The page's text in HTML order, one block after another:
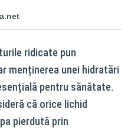
ridicate pun
menținerea unei hidratări
pentru sănătate.
că orice lichid
pierdută prin